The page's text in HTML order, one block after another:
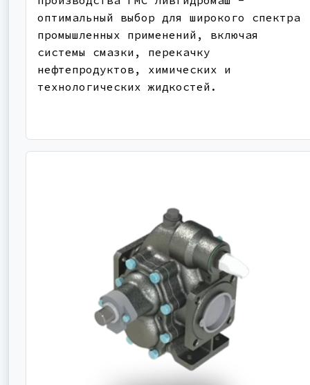
оптимальный выбор для широкого спектра
промышленных применений, включая
системы смазки, перекачку
нефтепродуктов, химических и
технологических жидкостей.